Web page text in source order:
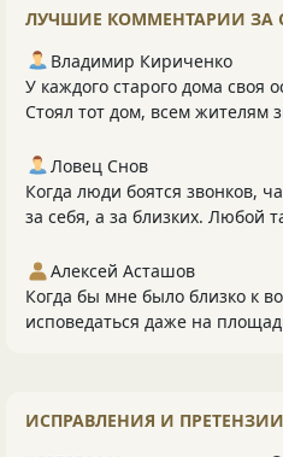
ЛУЧШИЕ КОММЕНТАРИИ ЗА
Владимир Кириченко
У каждого старого дома своя
Стоял тот дом, всем жителям
Ловец Снов
Когда люди боятся звонков,
за себя, а за близких. Любой
Алексей Асташов
Когда бы мне было близко к
исповедаться даже на
ИСПРАВЛЕНИЯ И ПРЕТЕНЗИИ